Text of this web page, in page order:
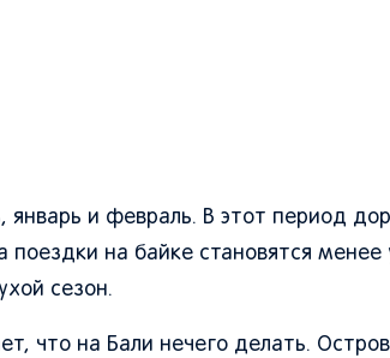
и февраль. В этот период
на байке становятся
сезон.
что на Бали нечего делать.